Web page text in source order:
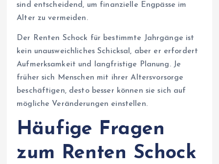
sind entscheidend, um finanzielle Engpässe im
Alter zu vermeiden.
Der Renten Schock für bestimmte Jahrgänge ist
kein unausweichliches Schicksal, aber er erfordert
Aufmerksamkeit und langfristige Planung. Je
früher sich Menschen mit ihrer Altersvorsorge
beschäftigen, desto besser können sie sich auf
mögliche Veränderungen einstellen.
Häufige Fragen
zum Renten Schock